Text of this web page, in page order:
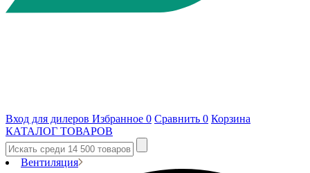
Вход для дилеров Избранное 0 Сравнить 0 Корзина
КАТАЛОГ ТОВАРОВ
Вентиляция